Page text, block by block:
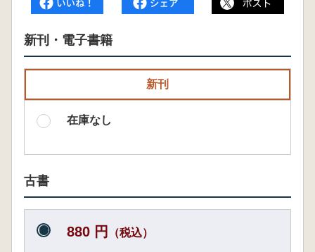
新刊・電子書籍
新刊
在庫なし
古書
880 円 （税込）